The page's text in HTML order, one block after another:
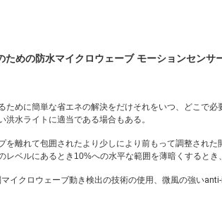
ための防水マイクロウェーブ モーションセンサ
ために簡単な省エネの解決をだけそれをいつ、どこで
洪水ライトに適当である場合もある。
を離れて包囲されたより少しにより前もって調整され
レベルにあるとき10%への水平な範囲を薄暗くするとき
イクロウェーブ動き検出の技術の使用、 微風の強い